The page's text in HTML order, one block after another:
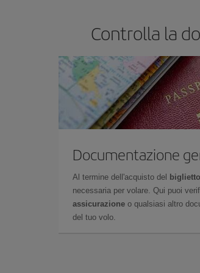
Controlla la
Documentazione
Al termine dell'acquisto del
necessaria per volare. Qui puoi
assicurazione o qualsiasi altro
del tuo volo.